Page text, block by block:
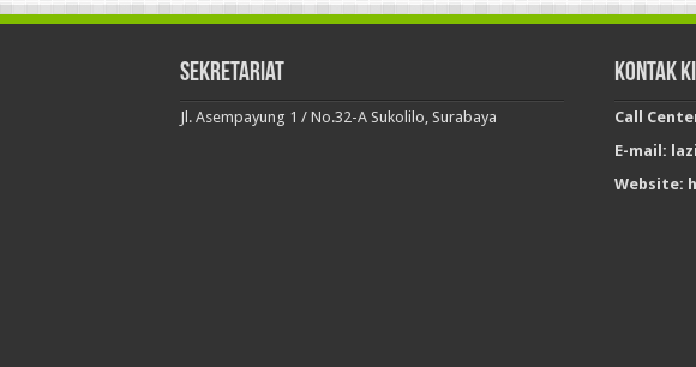
Sekretariat
Jl. Asempayung 1 / No.32-A Sukolilo, Surabaya
Kontak
Call
E-mail:
Website: